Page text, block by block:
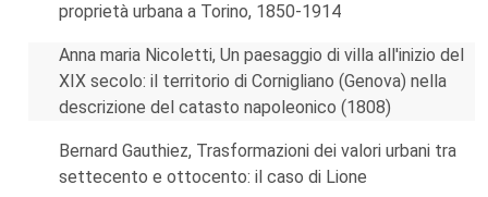
proprietà urbana a Torino, 1850-1914
Anna maria Nicoletti, Un paesaggio di villa all'inizio del
XIX secolo: il territorio di Cornigliano (Genova) nella
descrizione del catasto napoleonico (1808)
Bernard Gauthiez, Trasformazioni dei valori urbani tra
settecento e ottocento: il caso di Lione